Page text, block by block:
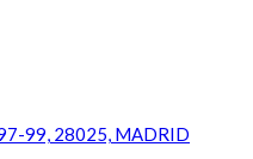
99, 28025, MADRID